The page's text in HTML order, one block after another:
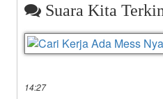
Suara Kita
14:27